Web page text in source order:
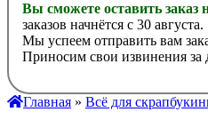
Вы сможете оставить заказ
заказов начнётся с 30 августа.
Мы успеем отправить вам
Приносим свои извинения за
Главная » Всё для